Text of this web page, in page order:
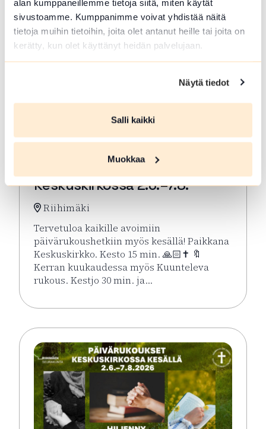
alan kumppaneillemme tietoja siitä, miten käytät
sivustoamme. Kumppanimme voivat yhdistää näitä
tietoja muihin tietoihin, joita olet antanut heille tai joita on
kerätty, kun olet käyttänyt heidän palvelujaan.
Näytä tiedot
Salli kaikki
Muokkaa
ELO 07 2026
Kesän rukoushetket Riihimäen
Keskuskirkossa 2.6.–7.8.
Riihimäki
Tervetuloa kaikille avoimiin
päivärukoushetkiin myös kesällä! Paikkana
Keskuskirkko. Kesto 15 min. 🙏🏻✝️ 🔖
Kerran kuukaudessa myös Kuunteleva
rukous. Kestjo 30 min. ja…
Lue lisää tapahtumasta Kesän rukoushetket